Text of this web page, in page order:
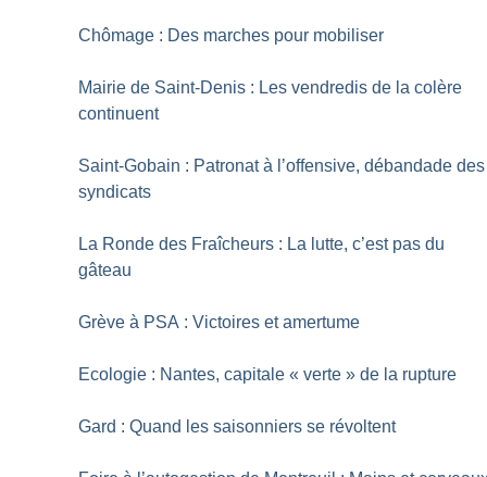
Chômage : Des marches pour mobiliser
Mairie de Saint-Denis : Les vendredis de la colère
continuent
Saint-Gobain : Patronat à l’offensive, débandade des
syndicats
La Ronde des Fraîcheurs : La lutte, c’est pas du
gâteau
Grève à PSA : Victoires et amertume
Ecologie : Nantes, capitale « verte » de la rupture
Gard : Quand les saisonniers se révoltent